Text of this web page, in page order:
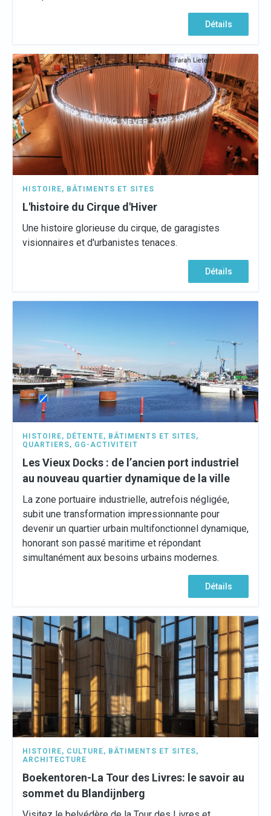
Détails
HISTOIRE, BÂTIMENTS ET SITES
L'histoire du Cirque d'Hiver
Une histoire glorieuse du cirque, de garagistes
visionnaires et d'urbanistes tenaces.
Détails
HISTOIRE, DÉTENTE, BÂTIMENTS ET SITES,
QUARTIERS, GG-ACTIVITEIT
Les Vieux Docks : de l’ancien port industriel
au nouveau quartier dynamique de la ville
La zone portuaire industrielle, autrefois négligée,
subit une transformation impressionnante pour
devenir un quartier urbain multifonctionnel dynamique,
honorant son passé maritime et répondant
simultanément aux besoins urbains modernes.
Détails
HISTOIRE, CULTURE, BÂTIMENTS ET SITES,
ARCHITECTURE
Boekentoren-La Tour des Livres: le savoir au
sommet du Blandijnberg